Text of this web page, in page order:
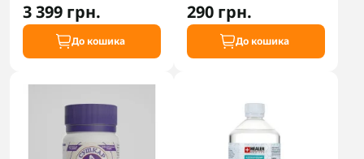
3 399 грн.
До кошика
290 грн.
До кошика